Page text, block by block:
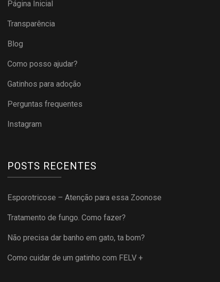
Página Inicial
Transparência
Blog
Como posso ajudar?
Gatinhos para adoção
Perguntas frequentes
Instagram
POSTS RECENTES
Esporotricose – Atenção para essa Zoonose
Tratamento de fungo. Como fazer?
Não precisa dar banho em gato, ta bom?
Como cuidar de um gatinho com FELV +